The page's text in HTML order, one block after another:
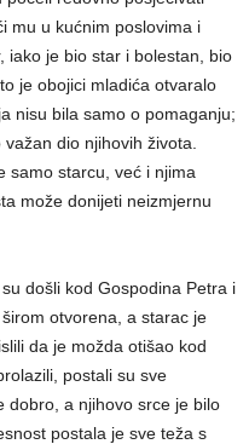
mu u kućnim poslovima i
iako je bio star i bolestan, bio
je obojici mladića otvaralo
nisu bila samo o pomaganju;
dio njihovih života.
samo starcu, već i njima
može donijeti neizmjernu
došli kod Gospodina Petra i
otvorena, a starac je
da je možda otišao kod
postali su sve
dobro, a njihovo srce je bilo
postala je sve teža s